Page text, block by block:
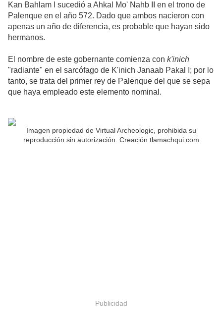
Kan Bahlam I sucedió a Ahkal Mo' Nahb II en el trono de
Palenque en el año 572. Dado que ambos nacieron con
apenas un año de diferencia, es probable que hayan sido
hermanos.
El nombre de este gobernante comienza con k'inich
"radiante" en el sarcófago de K'inich Janaab Pakal I; por lo
tanto, se trata del primer rey de Palenque del que se sepa
que haya empleado este elemento nominal.
Imagen propiedad de Virtual Archeologic, prohibida su
reproducción sin autorización. Creación tlamachqui.com
Publicidad